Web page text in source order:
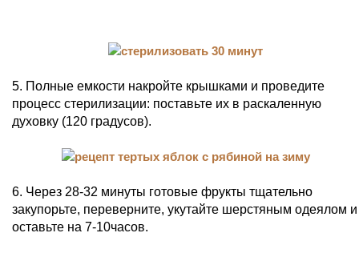
5. Полные емкости накройте крышками и проведите
процесс стерилизации: поставьте их в раскаленную
духовку (120 градусов).
6. Через 28-32 минуты готовые фрукты тщательно
закупорьте, переверните, укутайте шерстяным одеялом и
оставьте на 7-10часов.